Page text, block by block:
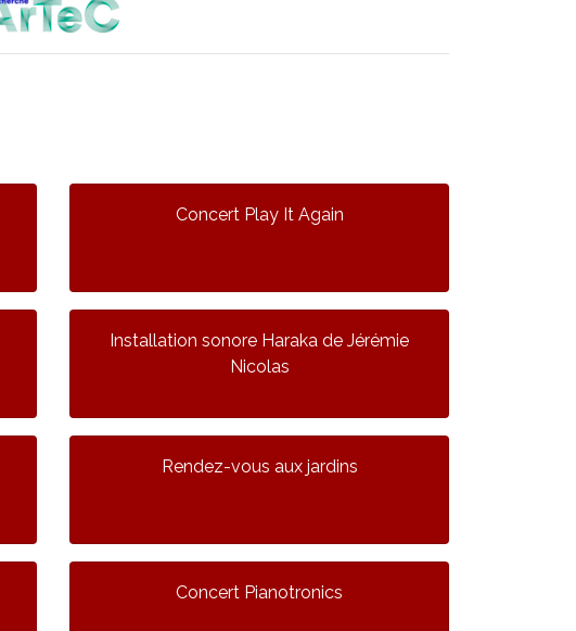
Concert Play It Again
Installation sonore Haraka de Jérémie
Nicolas
Rendez-vous aux jardins
Concert Pianotronics